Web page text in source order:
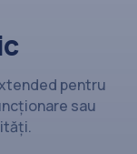
pentru
sau